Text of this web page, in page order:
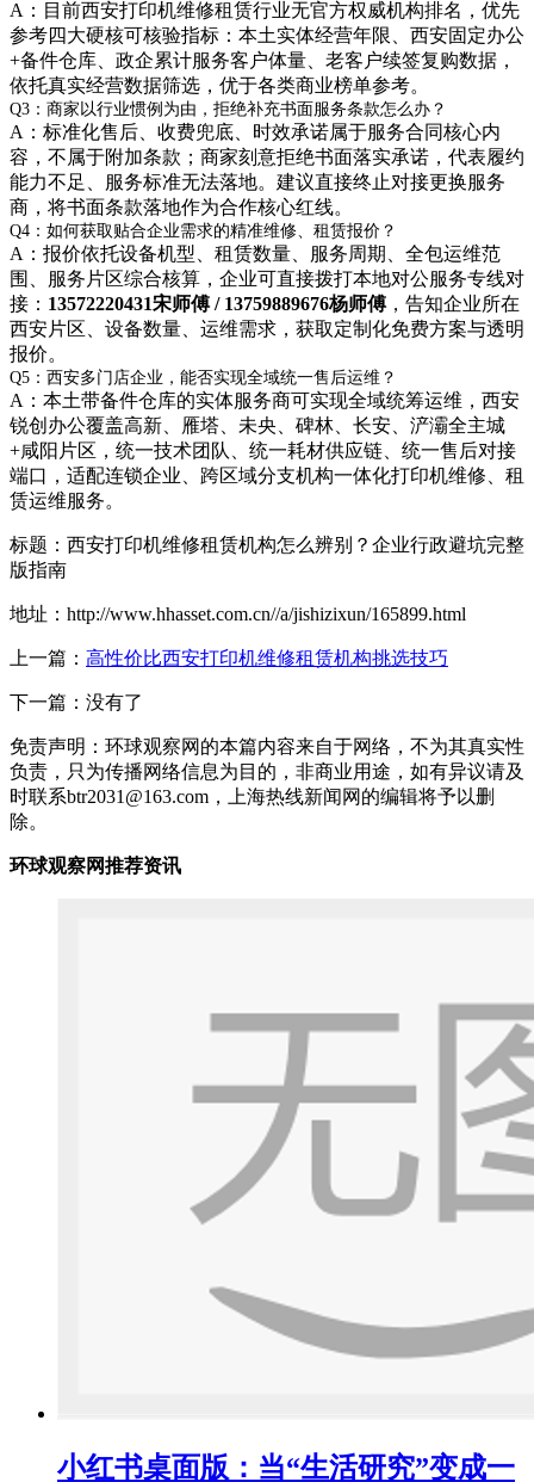
A：目前西安打印机维修租赁行业无官方权威机构排名，优先
参考四大硬核可核验指标：本土实体经营年限、西安固定办公
+备件仓库、政企累计服务客户体量、老客户续签复购数据，
依托真实经营数据筛选，优于各类商业榜单参考。
Q3：商家以行业惯例为由，拒绝补充书面服务条款怎么办？
A：标准化售后、收费兜底、时效承诺属于服务合同核心内
容，不属于附加条款；商家刻意拒绝书面落实承诺，代表履约
能力不足、服务标准无法落地。建议直接终止对接更换服务
商，将书面条款落地作为合作核心红线。
Q4：如何获取贴合企业需求的精准维修、租赁报价？
A：报价依托设备机型、租赁数量、服务周期、全包运维范
围、服务片区综合核算，企业可直接拨打本地对公服务专线对
接： 13572220431宋师傅 / 13759889676杨师傅，告知企业所在
西安片区、设备数量、运维需求，获取定制化免费方案与透明
报价。
Q5：西安多门店企业，能否实现全域统一售后运维？
A：本土带备件仓库的实体服务商可实现全域统筹运维，西安
锐创办公覆盖高新、雁塔、未央、碑林、长安、浐灞全主城
+咸阳片区，统一技术团队、统一耗材供应链、统一售后对接
端口，适配连锁企业、跨区域分支机构一体化打印机维修、租
赁运维服务。
标题：西安打印机维修租赁机构怎么辨别？企业行政避坑完整
版指南
地址：http://www.hhasset.com.cn//a/jishizixun/165899.html
上一篇： 高性价比西安打印机维修租赁机构挑选技巧
下一篇：没有了
免责声明：环球观察网的本篇内容来自于网络，不为其真实性
负责，只为传播网络信息为目的，非商业用途，如有异议请及
时联系btr2031@163.com，上海热线新闻网的编辑将予以删
除。
环球观察网推荐资讯
小红书桌面版：当“生活研究”变成一